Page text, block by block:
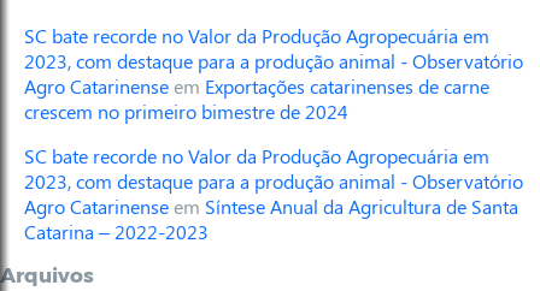
SC bate recorde no Valor da Produção Agropecuária em
2023, com destaque para a produção animal - Observatório
Agro Catarinenseem Exportações catarinenses de carne
crescem no primeiro bimestre de 2024
SC bate recorde no Valor da Produção Agropecuária em
2023, com destaque para a produção animal - Observatório
Agro Catarinenseem Síntese Anual da Agricultura de Santa
Catarina – 2022-2023
Arquivos